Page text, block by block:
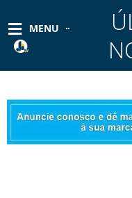
conteúdo
MENU